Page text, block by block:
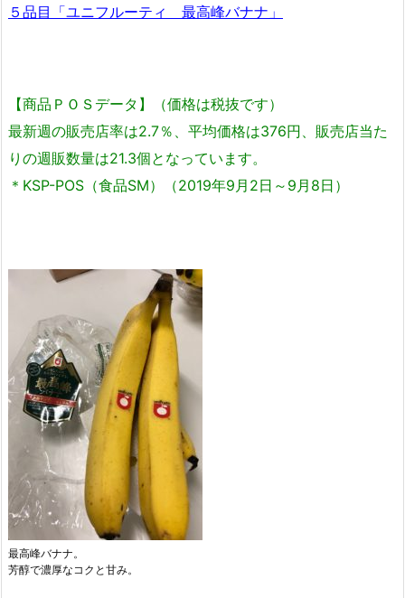
５品目「ユニフルーティ 最高峰バナナ」
【商品ＰＯＳデータ】（価格は税抜です）
最新週の販売店率は2.7％、平均価格は376円、販売店当た
りの週販数量は21.3個となっています。
＊KSP-POS（食品SM）（2019年9月2日～9月8日）
最高峰バナナ。
芳醇で濃厚なコクと甘み。